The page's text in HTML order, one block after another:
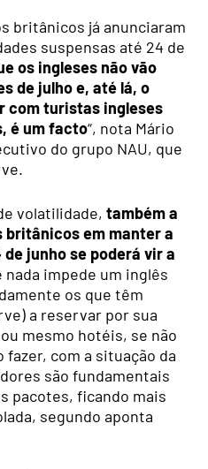
britânicos já anunciaram
suspensas até 24 de
os ingleses não vão
de julho e, até lá, o
com turistas ingleses
é um facto“, nota Mário
do grupo NAU, que
volatilidade,também a
britânicos em manter a
junho se poderá vir a
impede um inglês
os que têm
a reservar por sua
mesmo hotéis, se não
com a situação da
são fundamentais
pacotes, ficando mais
segundo aponta